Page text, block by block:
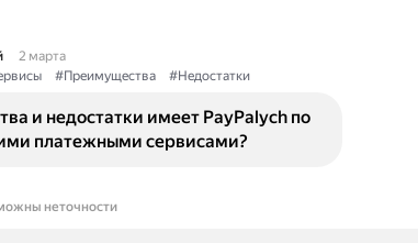
2 марта
#Преимущества #Недостатки
и недостатки имеет PayPalych по
платежными сервисами?
неточности